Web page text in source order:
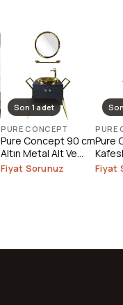
Son 1 adet
PURE CONCEPT
Pure Concept 90 cm
Altın Metal Alt Ve
Üst Banyo Ünitesi
Fiyat Sorunuz
PURE
Pure
Fiyat